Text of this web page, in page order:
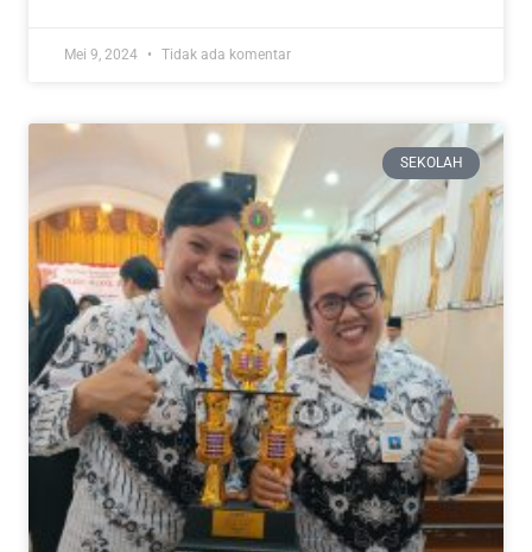
Mei 9, 2024 Tidak ada komentar
SEKOLAH